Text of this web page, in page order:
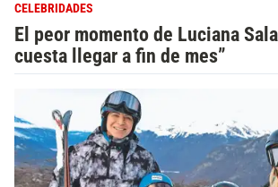
CELEBRIDADES
El peor momento de Luciana
cuesta llegar a fin de mes”